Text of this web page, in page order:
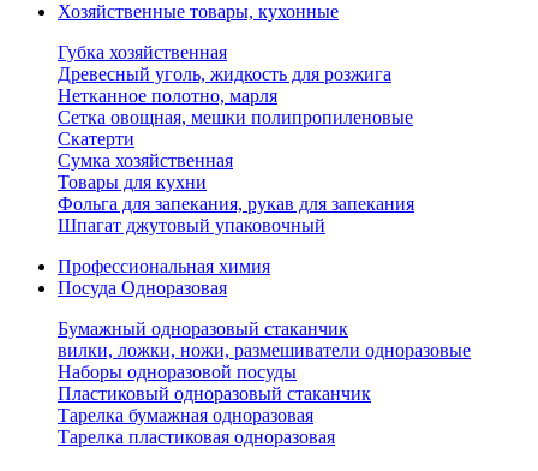
Хозяйственные товары, кухонные
Губка хозяйственная
Древесный уголь, жидкость для розжига
Нетканное полотно, марля
Сетка овощная, мешки полипропиленовые
Скатерти
Сумка хозяйственная
Товары для кухни
Фольга для запекания, рукав для запекания
Шпагат джутовый упаковочный
Профессиональная химия
Посуда Одноразовая
Бумажный одноразовый стаканчик
вилки, ложки, ножи, размешиватели одноразовые
Наборы одноразовой посуды
Пластиковый одноразовый стаканчик
Тарелка бумажная одноразовая
Тарелка пластиковая одноразовая